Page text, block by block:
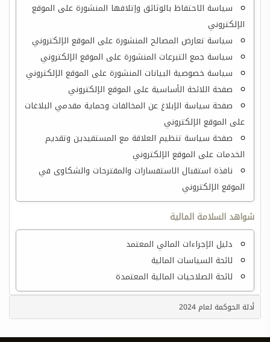
سياسة الاحتفاظ بالوثائق وإتلافها المنشورة على الموقع
الإلكتروني
سياسة تعارض المصالح المنشورة على الموقع الإلكتروني
سياسة جمع التبرعات المنشورة على الموقع الإلكتروني
سياسة خصوصية البيانات المنشورة على الموقع الإلكتروني
صفحة اللائحة الأساسية على الموقع الإلكتروني
صفحة سياسة الإبلاغ عن المخالفات وحماية مقدمي البلاغات
على الموقع الإلكتروني
صفحة سياسة تنظيم العلاقة مع المستفيدين وتقديم
الخدمات على الموقع الإلكتروني
نافذة استقبال الاستفسارات والمقترحات والشكاوى في
الموقع الإلكتروني
شواهد السلامة المالية
دليل الإجراءات المالي المعتمد
لائحة السياسات المالية
لائحة الصلاحيات المالية المعتمدة
أدلة الحوكمة لعام 2024